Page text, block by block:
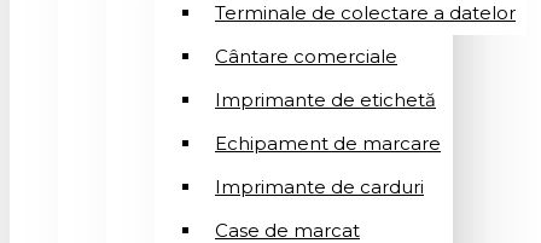
Terminale de colectare a datelor
Cântare comerciale
Imprimante de etichetă
Echipament de marcare
Imprimante de carduri
Case de marcat